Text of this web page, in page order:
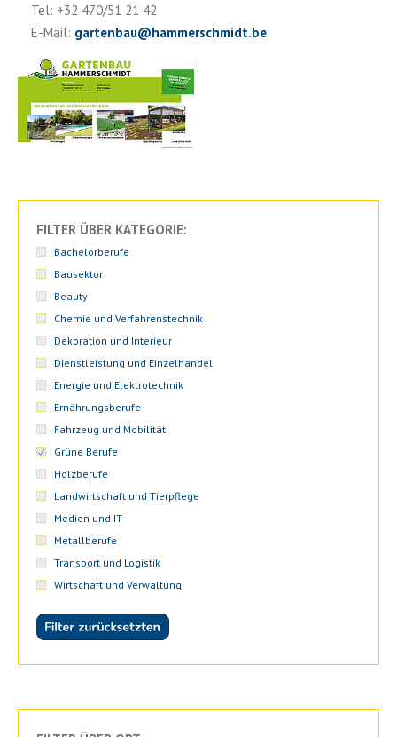
Tel: +32 470/51 21 42
E-Mail: gartenbau@hammerschmidt.be
FILTER ÜBER KATEGORIE:
Bachelorberufe
Bausektor
Beauty
Chemie und Verfahrenstechnik
Dekoration und Interieur
Dienstleistung und Einzelhandel
Energie und Elektrotechnik
Ernährungsberufe
Fahrzeug und Mobilität
Grüne Berufe
Holzberufe
Landwirtschaft und Tierpflege
Medien und IT
Metallberufe
Transport und Logistik
Wirtschaft und Verwaltung